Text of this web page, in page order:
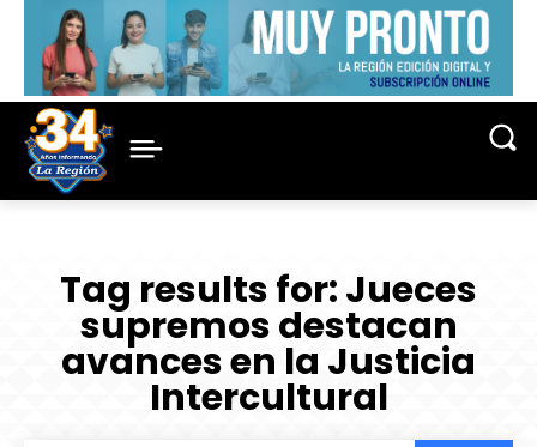
Tag results for:Jueces
supremos destacan
avances en la Justicia
Intercultural